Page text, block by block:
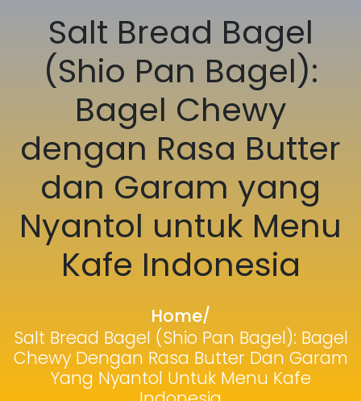
Salt Bread Bagel
(Shio Pan Bagel):
Bagel Chewy
dengan Rasa Butter
dan Garam yang
Nyantol untuk Menu
Kafe Indonesia
Home/
Salt Bread Bagel (Shio Pan Bagel): Bagel
Chewy Dengan Rasa Butter Dan Garam
Yang Nyantol Untuk Menu Kafe